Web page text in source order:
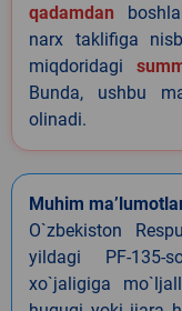
qadamdan
narx taklifiga
miqdoridagi
Bunda, ushbu
olinadi.
Muhim
O`zbekiston
yildagi PF-135-
xo`jaligiga